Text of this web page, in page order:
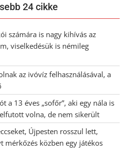
24 cikke
számára is nagy kihívás az
viselkedésük is némileg
az ivóvíz felhasználásával, a
a 13 éves „sofőr”, aki egy nála is
volna, de nem sikerült
Újpesten rosszul lett,
mérkőzés közben egy játékos